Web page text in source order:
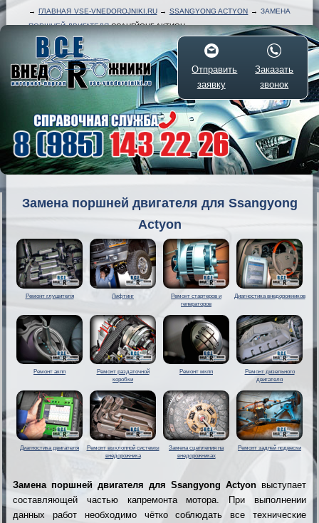
→ ГЛАВНАЯ VSE-VNEDOROJNIKI.RU→ SSANGYONG ACTYON → ЗАМЕНА
ПОРШНЕЙ ДВИГАТЕЛЯССАНГЙОНГ АКТИОН
Отправить
заявку
Заказать
звонок
Замена поршней двигателя для Ssangyong
Actyon
Ремонт глушителя Лифтинг
Ремонт стартеров и
генераторов
Диагностика внедорожников
Ремонт акпп
Ремонт раздаточной
коробки
Ремонт мкпп
Ремонт дизельного
двигателя
Диагностика двигателя
Ремонт выхлопной системы
внедорожника
Замена сцепления на
внедорожниках
Ремонт задней подвески
Замена поршней двигателя для Ssangyong Actyon выступает
составляющей частью капремонта мотора. При выполнении
данных работ необходимо чётко соблюдать все технические